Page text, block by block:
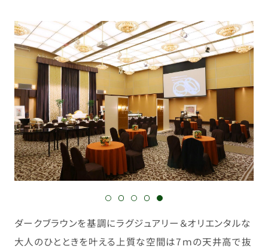
ダークブラウンを基調にラグジュアリー＆オリエンタルな
大人のひとときを叶える上質な空間は7ｍの天井高で抜